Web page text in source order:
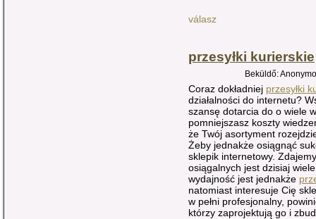
válasz
przesyłki kurierskie
Beküldő:
Coraz dokładniej przesyłki
działalności do internetu?
szansę dotarcia do o wiele
pomniejszasz koszty
że Twój asortyment
Żeby jednakże osiągnąć
sklepik internetowy.
osiągalnych jest dzisiaj
wydajność jest jednakże
natomiast interesuje Cię
w pełni profesjonalny,
którzy zaprojektują go i